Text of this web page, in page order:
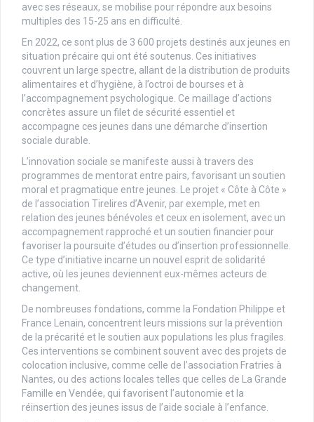
avec ses réseaux, se mobilise pour répondre aux besoins
multiples des 15-25 ans en difficulté.
En 2022, ce sont plus de 3 600 projets destinés aux jeunes en
situation précaire qui ont été soutenus. Ces initiatives
couvrent un large spectre, allant de la distribution de produits
alimentaires et d’hygiène, à l’octroi de bourses et à
l’accompagnement psychologique. Ce maillage d’actions
concrètes assure un filet de sécurité essentiel et
accompagne ces jeunes dans une démarche d’insertion
sociale durable.
L’innovation sociale se manifeste aussi à travers des
programmes de mentorat entre pairs, favorisant un soutien
moral et pragmatique entre jeunes. Le projet « Côte à Côte »
de l’association Tirelires d’Avenir, par exemple, met en
relation des jeunes bénévoles et ceux en isolement, avec un
accompagnement rapproché et un soutien financier pour
favoriser la poursuite d’études ou d’insertion professionnelle.
Ce type d’initiative incarne un nouvel esprit de solidarité
active, où les jeunes deviennent eux-mêmes acteurs de
changement.
De nombreuses fondations, comme la Fondation Philippe et
France Lenain, concentrent leurs missions sur la prévention
de la précarité et le soutien aux populations les plus fragiles.
Ces interventions se combinent souvent avec des projets de
colocation inclusive, comme celle de l’association Fratries à
Nantes, ou des actions locales telles que celles de La Grande
Famille en Vendée, qui favorisent l’autonomie et la
réinsertion des jeunes issus de l’aide sociale à l’enfance.